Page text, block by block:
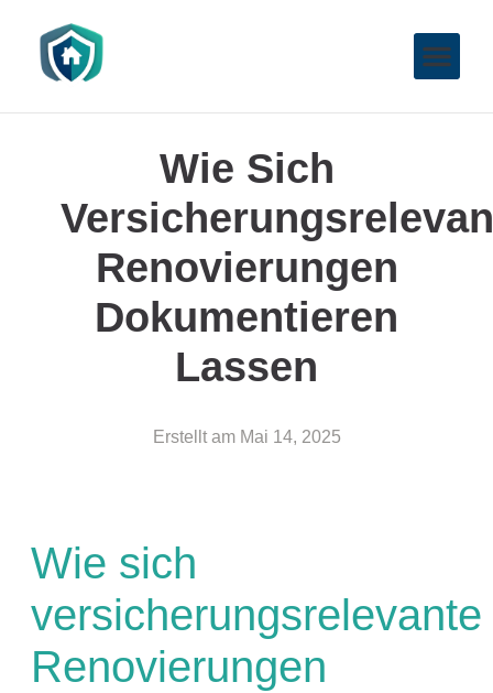
Wie Sich
Renovierungen
Dokumentieren
Lassen
Erstellt am Mai 14, 2025
Wie sich
versicherungsrelevante
Renovierungen